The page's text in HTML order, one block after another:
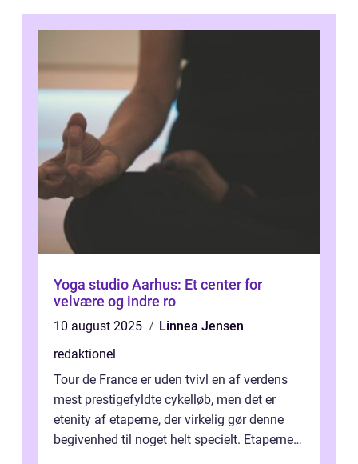
Yoga studio Aarhus: Et center for
velvære og indre ro
10 august 2025
Linnea Jensen
redaktionel
Tour de France er uden tvivl en af verdens
mest prestigefyldte cykelløb, men det er
etenity af etaperne, der virkelig gør denne
begivenhed til noget helt specielt. Etaperne i